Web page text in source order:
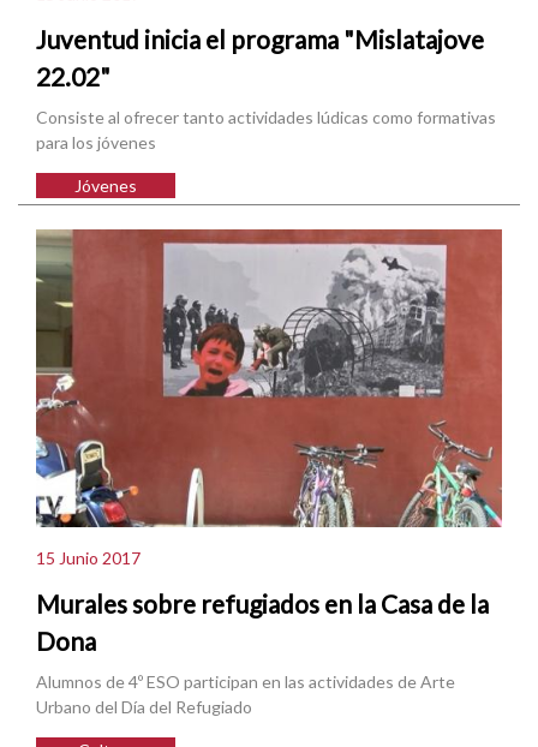
Juventud inicia el programa "Mislatajove
22.02"
Consiste al ofrecer tanto actividades lúdicas como formativas
para los jóvenes
Jóvenes
15 Junio 2017
Murales sobre refugiados en la Casa de la
Dona
Alumnos de 4º ESO participan en las actividades de Arte
Urbano del Día del Refugiado